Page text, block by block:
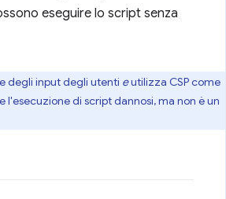
eseguire lo script senza
degli input degli utenti eutilizza CSP come
l'esecuzione di script dannosi, ma non è un